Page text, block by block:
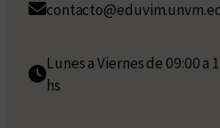
Lunes a Viernes de 09:00 a
hs